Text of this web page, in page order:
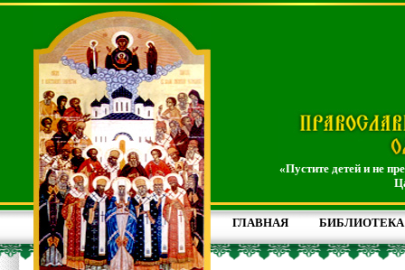
«Пустите детей и не
ГЛАВНАЯ БИБЛИОТЕКА